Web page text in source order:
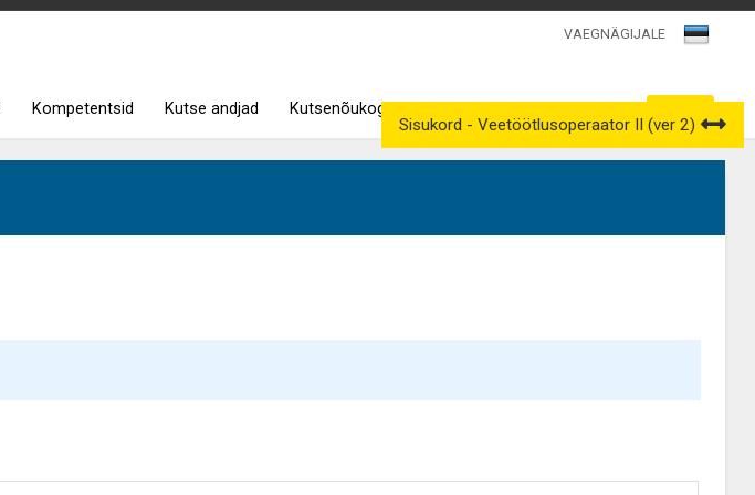
VAEGNÄGIJALE
Kompetentsid Kutse andjad Kutsenõukogud
Sisukord - Veetöötlusoperaator II (ver 2)